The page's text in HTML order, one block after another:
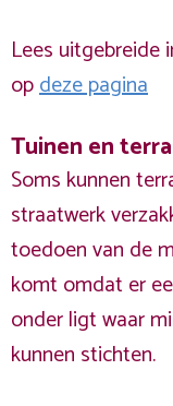
Lees uitgebreide
opdeze pagina
Tuinen en
Soms kunnen
straatwerk
toedoen van de
komt omdat er
onder ligt waar
kunnen stichten.